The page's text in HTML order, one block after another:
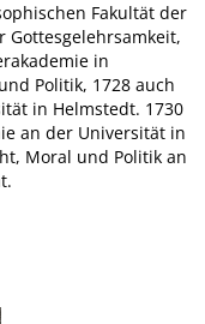
Fakultät der
Gottesgelehrsamkeit,
in
Politik, 1728 auch
in Helmstedt. 1730
an der Universität in
Moral und Politik an